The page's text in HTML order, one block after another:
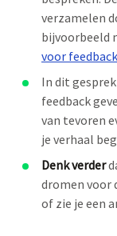
verzamelen
bijvoorbeeld
voor feedback
In dit
feedback
van tevoren
je verhaal
Denk verder
dromen voor
of zie je een